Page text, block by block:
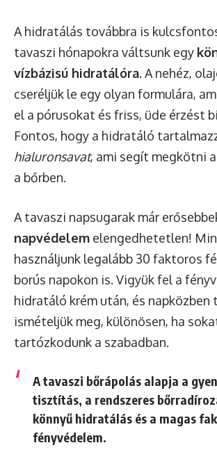
A hidratálás továbbra is
tavaszi hónapokra váltsunk egy
vízbázisú hidratálóra. A nehéz,
cseréljük le egy olyan formulára,
el a pórusokat és friss, üde érzést
Fontos, hogy a hidratáló
hialuronsavat, ami segít megkötni
a bőrben.
A tavaszi napsugarak már
napvédelem elengedhetetlen!
használjunk legalább 30 faktoros
borús napokon is. Vigyük fel a
hidratáló krém után, és napközben
ismételjük meg, különösen, ha
tartózkodunk a szabadban.
A tavaszi bőrápolás alapja a
tisztítás, a rendszeres
könnyű hidratálás és a magas
fényvédelem.